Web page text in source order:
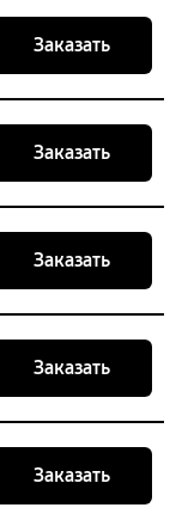
Заказать
Заказать
Заказать
Заказать
Заказать